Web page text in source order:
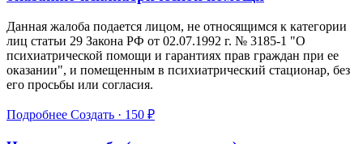
Данная жалоба подается лицом, не относящимся к категории
лиц статьи 29 Закона РФ от 02.07.1992 г. № 3185-1 "О
психиатрической помощи и гарантиях прав граждан при ее
оказании", и помещенным в психиатрический стационар, без
его просьбы или согласия.
Подробнее Создать · 150 ₽